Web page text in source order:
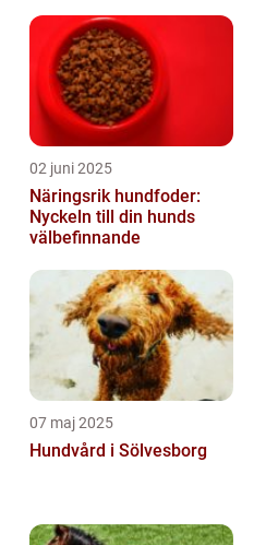
02 juni 2025
Näringsrik hundfoder:
Nyckeln till din hunds
välbefinnande
07 maj 2025
Hundvård i Sölvesborg